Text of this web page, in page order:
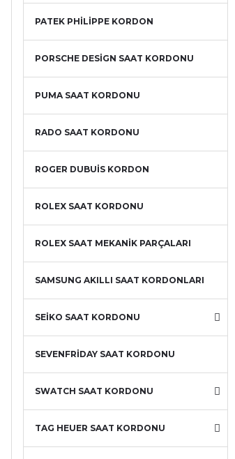
PATEK PHİLİPPE KORDON
PORSCHE DESİGN SAAT KORDONU
PUMA SAAT KORDONU
RADO SAAT KORDONU
ROGER DUBUİS KORDON
ROLEX SAAT KORDONU
ROLEX SAAT MEKANİK PARÇALARI
SAMSUNG AKILLI SAAT KORDONLARI
SEİKO SAAT KORDONU
SEVENFRİDAY SAAT KORDONU
SWATCH SAAT KORDONU
TAG HEUER SAAT KORDONU